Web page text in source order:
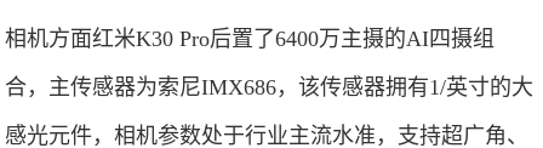
相机方面红米K30 Pro后置了6400万主摄的AI四摄组
合，主传感器为索尼IMX686，该传感器拥有1/英寸的大
感光元件，相机参数处于行业主流水准，支持超广角、